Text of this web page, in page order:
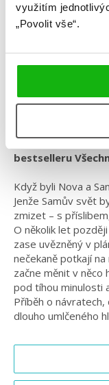
využitím
„Povolit vše“.
Naše
#odpřátelstvíklásce
bestselleru
Když byli Nova a
Jenže Samův svět
zmizet – s
O několik let
zase uvězněný v
nečekaně potkají
začne měnit v něco
pod tíhou minulosti
Příběh o
dlouho umlčeného